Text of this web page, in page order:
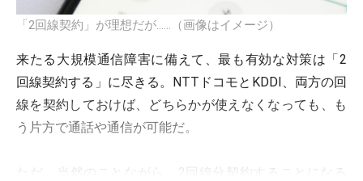
「2回線契約」が理想だが……（画像はイメージ）
来たる大規模通信障害に備えて、最も有効な対策は「2
回線契約する」に尽きる。NTTドコモとKDDI、両方の回
線を契約しておけば、どちらかが使えなくなっても、も
う片方で通話や通信が可能だ。
ただ、当然のことながら、2回線分契約することになる